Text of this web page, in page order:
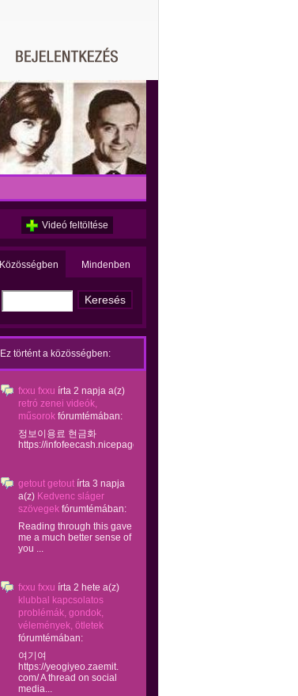
Videó feltöltése
Közösségben Mindenben
Ez történt a közösségben:
fxxu fxxu írta 2 napja a(z)
retró zenei videók,
műsorok fórumtémában:
정보이용료 현금화
https://infofeecash.nicepage...
getout getout írta 3 napja
a(z) Kedvenc sláger
szövegek fórumtémában:
Reading through this gave
me a much better sense of
you ...
fxxu fxxu írta 2 hete a(z)
klubbal kapcsolatos
problémák, gondok,
vélemények, ötletek
fórumtémában:
여기여
https://yeogiyeo.zaemit.
com/ A thread on social
media...